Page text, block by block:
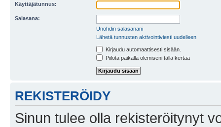
Käyttäjätunnus:
Salasana:
Unohdin salasanani
Lähetä tunnusten aktivointiviesti uudelleen
Kirjaudu automaattisesti sisään.
Piilota paikalla olemiseni tällä kertaa
REKISTERÖIDY
Sinun tulee olla rekisteröitynyt